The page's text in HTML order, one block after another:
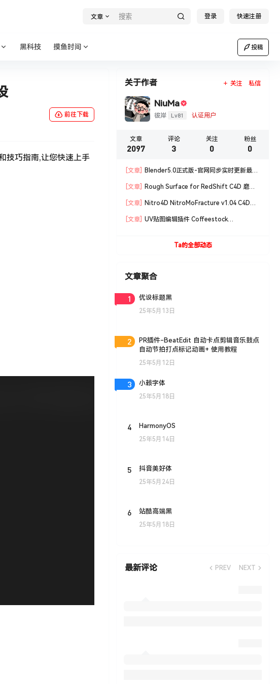
文章 登录 快速注册
黑科技 摸鱼时间 投稿
前往下载
技巧指南,让您快速上手
关于作者 关注 私信
NiuMa
彼岸 Lv81 认证用户
文章
2097
评论
3
关注
0
粉丝
0
[文章]
Blender5.0正式版-官网同步实时更新最新
[文章]
Rough Surface for RedShift C4D 磨损
[文章]
Nitro4D NitroMoFracture v1.04 C4D插
[文章]
UV贴图编辑插件 Coffeestock
Ta的全部动态
文章聚合
1 优设标题黑
25年5月13日
2
PR插件-BeatEdit 自动卡点剪辑音乐鼓点
自动节拍打点标记动画+ 使用教程
25年5月12日
3 小赖字体
25年5月18日
4 HarmonyOS
25年5月14日
5 抖音美好体
25年5月24日
6 站酷高端黑
25年5月18日
最新评论 PREV NEXT